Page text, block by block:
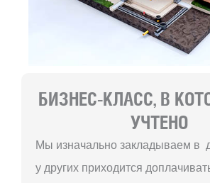
БИЗНЕС-КЛАСС, В
УЧТЕНО
Мы изначально закладываем в
у других приходится